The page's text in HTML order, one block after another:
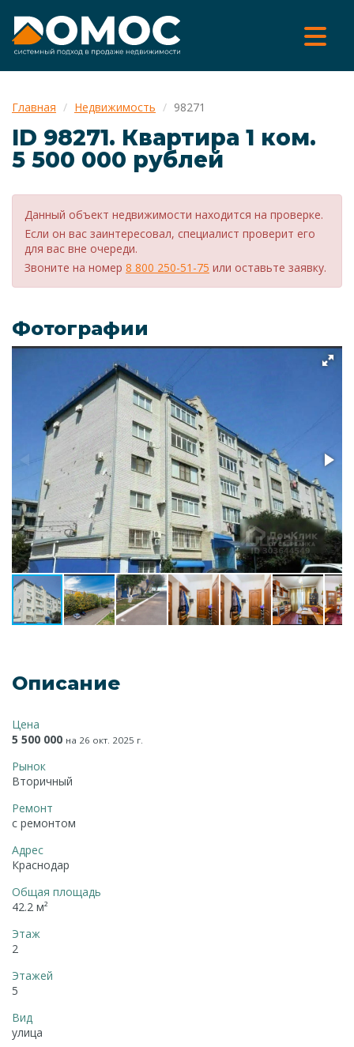
Главная Недвижимость 98271
ID 98271. Квартира 1 ком.
5 500 000 рублей
Данный объект недвижимости находится на проверке.
Если он вас заинтересовал, специалист проверит его
для вас вне очереди.
Звоните на номер 8 800 250-51-75 или оставьте заявку.
Фотографии
Описание
Цена
5 500 000 на 26 окт. 2025 г.
Рынок
Вторичный
Ремонт
с ремонтом
Адрес
Краснодар
Общая площадь
42.2 м²
Этаж
2
Этажей
5
Вид
улица